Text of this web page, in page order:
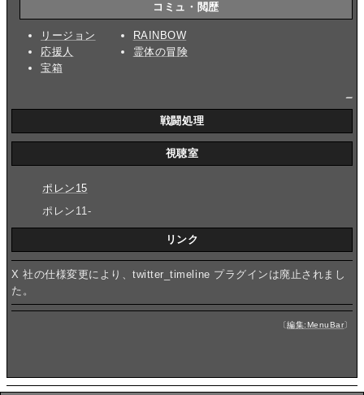
コミュ・閲歴
リージョン
応援人
宝箱
RAINBOW
霊体の冒険
戦闘処理
視聴室
ポレン15
ポレン11-
リンク
X 社の仕様変更により、twitter_timeline プラグインは廃止されまし
た。
〔編集:MenuBar〕